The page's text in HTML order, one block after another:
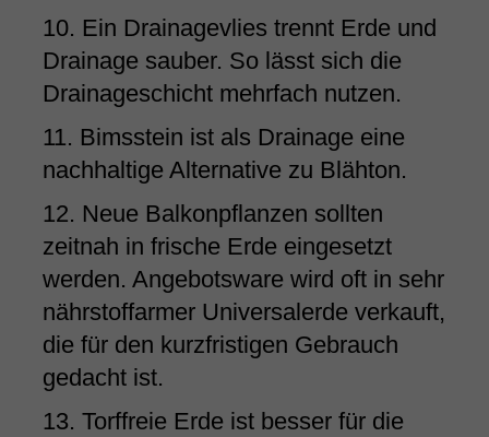
10. Ein Drainagevlies trennt Erde und
Drainage sauber. So lässt sich die
Drainageschicht mehrfach nutzen.
11. Bimsstein ist als Drainage eine
nachhaltige Alternative zu Blähton.
12. Neue Balkonpflanzen sollten
zeitnah in frische Erde eingesetzt
werden. Angebotsware wird oft in sehr
nährstoffarmer Universalerde verkauft,
die für den kurzfristigen Gebrauch
gedacht ist.
13. Torffreie Erde ist besser für die